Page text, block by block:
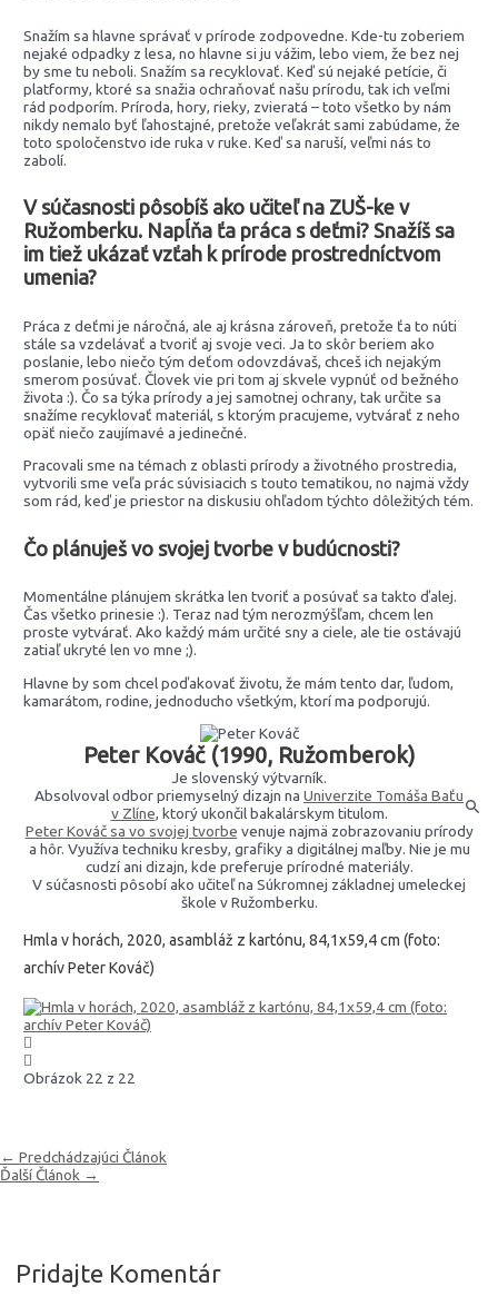
Snažím sa hlavne správať v prírode zodpovedne. Kde-tu zoberiem
nejaké odpadky z lesa, no hlavne si ju vážim, lebo viem, že bez nej
by sme tu neboli. Snažím sa recyklovať. Keď sú nejaké petície, či
platformy, ktoré sa snažia ochraňovať našu prírodu, tak ich veľmi
rád podporím. Príroda, hory, rieky, zvieratá – toto všetko by nám
nikdy nemalo byť ľahostajné, pretože veľakrát sami zabúdame, že
toto spoločenstvo ide ruka v ruke. Keď sa naruší, veľmi nás to
zabolí.
V súčasnosti pôsobíš ako učiteľ na ZUŠ-ke v
Ružomberku. Napĺňa ťa práca s deťmi? Snažíš sa
im tiež ukázať vzťah k prírode prostredníctvom
umenia?
Práca z deťmi je náročná, ale aj krásna zároveň, pretože ťa to núti
stále sa vzdelávať a tvoriť aj svoje veci. Ja to skôr beriem ako
poslanie, lebo niečo tým deťom odovzdávaš, chceš ich nejakým
smerom posúvať. Človek vie pri tom aj skvele vypnúť od bežného
života :). Čo sa týka prírody a jej samotnej ochrany, tak určite sa
snažíme recyklovať materiál, s ktorým pracujeme, vytvárať z neho
opäť niečo zaujímavé a jedinečné.
Pracovali sme na témach z oblasti prírody a životného prostredia,
vytvorili sme veľa prác súvisiacich s touto tematikou, no najmä vždy
som rád, keď je priestor na diskusiu ohľadom týchto dôležitých tém.
Čo plánuješ vo svojej tvorbe v budúcnosti?
Momentálne plánujem skrátka len tvoriť a posúvať sa takto ďalej.
Čas všetko prinesie :). Teraz nad tým nerozmýšľam, chcem len
proste vytvárať. Ako každý mám určité sny a ciele, ale tie ostávajú
zatiaľ ukryté len vo mne ;).
Hlavne by som chcel poďakovať životu, že mám tento dar, ľudom,
kamarátom, rodine, jednoducho všetkým, ktorí ma podporujú.
Peter Kováč (1990, Ružomberok)
Je slovenský výtvarník.
Absolvoval odbor priemyselný dizajn na Univerzite Tomáša Baťu
v Zlíne, ktorý ukončil bakalárskym titulom.
Peter Kováč sa vo svojej tvorbe venuje najmä zobrazovaniu prírody
a hôr. Využíva techniku kresby, grafiky a digitálnej maľby. Nie je mu
cudzí ani dizajn, kde preferuje prírodné materiály.
V súčasnosti pôsobí ako učiteľ na Súkromnej základnej umeleckej
škole v Ružomberku.
Hmla v horách, 2020, asambláž z kartónu, 84,1x59,4 cm (foto:
archív Peter Kováč)
Obrázok 22 z 22
Navigácia
v
← Predchádzajúci Článok
Ďalší Článok →
Pridajte Komentár